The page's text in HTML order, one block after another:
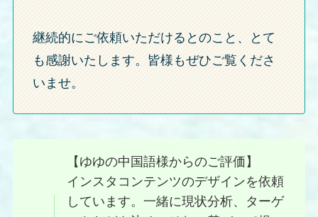
継続的にご依頼いただけるとのこと、とて
も感謝いたします。皆様もぜひご覧くださ
いませ。
【ゆゆの中国語様からのご評価】
インスタコンテンツのデザインを依頼
しています。一緒に現状分析、ターゲ